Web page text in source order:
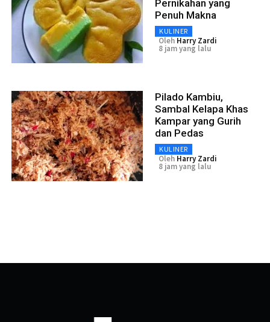
Pernikahan yang
Penuh Makna
KULINER
Oleh Harry Zardi
8 jam yang lalu
Pilado Kambiu,
Sambal Kelapa Khas
Kampar yang Gurih
dan Pedas
KULINER
Oleh Harry Zardi
8 jam yang lalu